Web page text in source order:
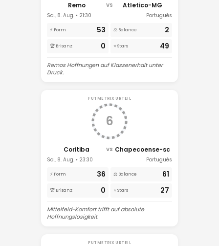
Remo VS Atletico-MG
Sa., 8. Aug. • 21:30 Português
⚡ Form 53 ⚖️ Balance 2
🏆 Brisanz 0 ⭐ Stars 49
Remos Hoffnungen auf Klassenerhalt unter
Druck.
FUTMETRIX URTEIL
6
Coritiba VS Chapecoense-sc
Sa., 8. Aug. • 23:30 Português
⚡ Form 36 ⚖️ Balance 61
🏆 Brisanz 0 ⭐ Stars 27
Mittelfeld-Komfort trifft auf absolute
Hoffnungslosigkeit.
FUTMETRIX URTEIL